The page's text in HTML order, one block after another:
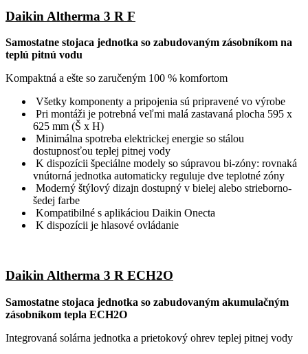
Daikin Altherma 3 R F
Samostatne stojaca jednotka so zabudovaným zásobníkom na
teplú pitnú vodu
Kompaktná a ešte so zaručeným 100 % komfortom
Všetky komponenty a pripojenia sú pripravené vo výrobe
Pri montáži je potrebná veľmi malá zastavaná plocha 595 x
625 mm (Š x H)
Minimálna spotreba elektrickej energie so stálou
dostupnosťou teplej pitnej vody
K dispozícii špeciálne modely so súpravou bi-zóny: rovnaká
vnútorná jednotka automaticky reguluje dve teplotné zóny
Moderný štýlový dizajn dostupný v bielej alebo strieborno-
šedej farbe
Kompatibilné s aplikáciou Daikin Onecta
K dispozícii je hlasové ovládanie
Daikin Altherma 3 R ECH2O
Samostatne stojaca jednotka so zabudovaným akumulačným
zásobníkom tepla ECH2O
Integrovaná solárna jednotka a prietokový ohrev teplej pitnej vody